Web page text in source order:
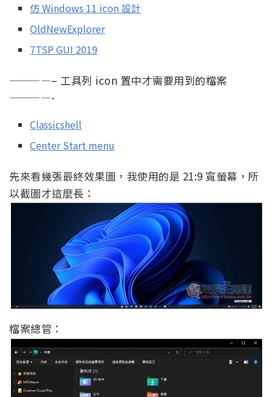
仿 Windows 11 icon 設計
OldNewExplorer
7TSP GUI 2019
————– 工具列 icon 置中才需要用到的檔案
————-
Classicshell
Center Start menu
先來看幾張最終效果圖，我使用的是 21:9 寬螢幕，所
以截圖才這麼長：
檔案總管：